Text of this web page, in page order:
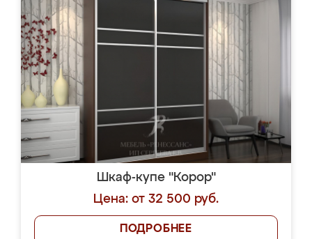
Шкаф-купе "Корор"
Цена: от 32 500 руб.
ПОДРОБНЕЕ